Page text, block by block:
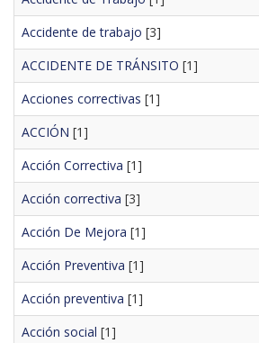
Accidente de trabajo [3]
ACCIDENTE DE TRÁNSITO [1]
Acciones correctivas [1]
ACCIÓN [1]
Acción Correctiva [1]
Acción correctiva [3]
Acción De Mejora [1]
Acción Preventiva [1]
Acción preventiva [1]
Acción social [1]